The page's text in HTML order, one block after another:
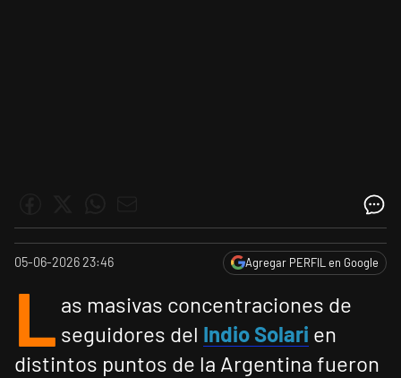
05-06-2026 23:46 Agregar PERFIL en Google
L as masivas concentraciones de
seguidores del Indio Solari en
distintos puntos de la Argentina fueron